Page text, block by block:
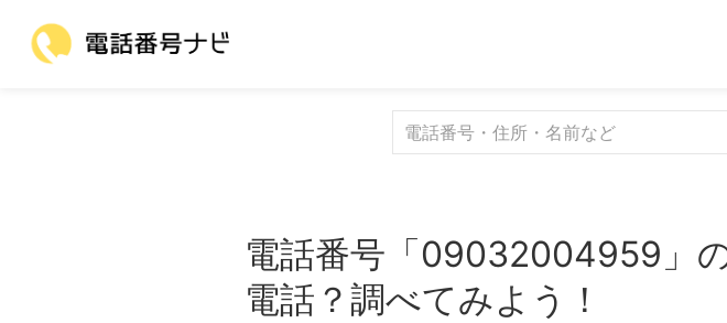
電話番号「09032004959」
電話？調べてみよう！